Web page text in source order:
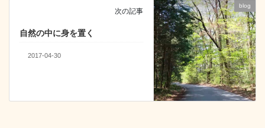
blog
次の記事
自然の中に身を置く
2017-04-30